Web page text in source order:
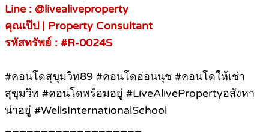
Line : @livealiveproperty
คุณเป๊ป | Property Consultant
รหัสทรัพย์ : #R-0024S
#คอนโดสุขุมวิท89 #คอนโดอ่อนนุช #คอนโดให้เช่า
สุขุมวิท #คอนโดพร้อมอยู่ #LiveAlivePropertyอสังหา
น่าอยู่ #WellsInternationalSchool